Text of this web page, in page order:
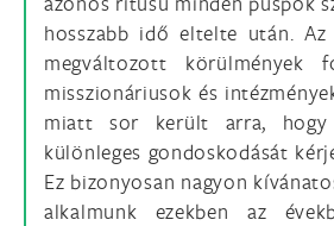
hosszabb idő eltelte után. Az
megváltozott
misszionáriusok és
miatt sor került arra, hogy
különleges gondoskodását
Ez bizonyosan nagyon
alkalmunk ezekben az